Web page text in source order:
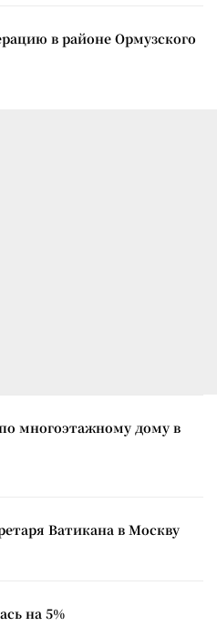
в районе Ормузского
многоэтажному дому в
Ватикана в Москву
на 5%